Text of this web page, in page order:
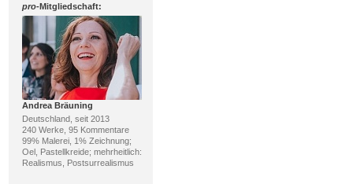
pro-Mitgliedschaft:
Andrea Bräuning
Deutschland, seit 2013
240 Werke, 95 Kommentare
99% Malerei, 1% Zeichnung;
Oel, Pastellkreide; mehrheitlich:
Realismus, Postsurrealismus